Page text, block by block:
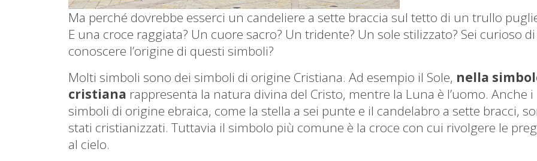
Ma perché dovrebbe esserci un candeliere a sette braccia sul tetto di un trullo
E una croce raggiata? Un cuore sacro? Un tridente? Un sole stilizzato? Sei curioso di
conoscere l’origine di questi simboli?
Molti simboli sono dei simboli di origine Cristiana. Ad esempio il Sole, nella
cristiana rappresenta la natura divina del Cristo, mentre la Luna è l’uomo. Anche i
simboli di origine ebraica, come la stella a sei punte e il candelabro a sette bracci,
stati cristianizzati. Tuttavia il simbolo più comune è la croce con cui rivolgere le
al cielo.